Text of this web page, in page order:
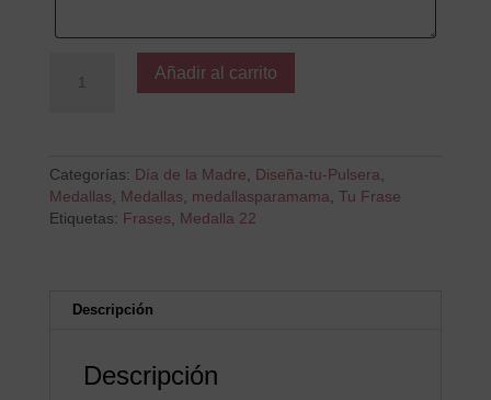
cantidad
Añadir al carrito
Categorías: Día de la Madre, Diseña-tu-Pulsera,
Medallas, Medallas, medallasparamama, Tu Frase
Etiquetas: Frases, Medalla 22
Descripción
Descripción